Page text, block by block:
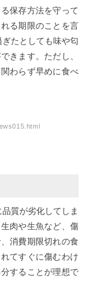
保存方法を守って
る期限のことを言
たとしても味や匂
きます。ただし、
わらず早めに食べ
質が劣化してしま
肉や生魚など、傷
消費期限切れの食
てすぐに傷むわけ
することが理想で